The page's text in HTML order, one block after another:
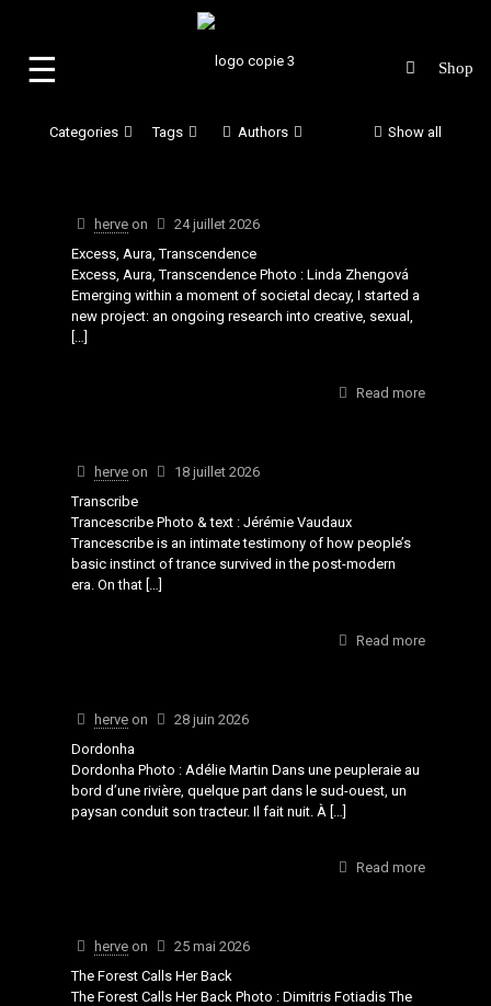
☰
Categories Tags Authors Show all
herve on
24 juillet 2026
Excess, Aura, Transcendence
Excess, Aura, Transcendence Photo : Linda Zhengová
Emerging within a moment of societal decay, I started a
new project: an ongoing research into creative, sexual,
[…]
Read more
herve on
18 juillet 2026
Transcribe
Trancescribe Photo & text : Jérémie Vaudaux
Trancescribe is an intimate testimony of how people’s
basic instinct of trance survived in the post-modern
era. On that […]
Read more
herve on
28 juin 2026
Dordonha
Dordonha Photo : Adélie Martin Dans une peupleraie au
bord d’une rivière, quelque part dans le sud-ouest, un
paysan conduit son tracteur. Il fait nuit. À […]
Read more
herve on
25 mai 2026
The Forest Calls Her Back
The Forest Calls Her Back Photo : Dimitris Fotiadis The